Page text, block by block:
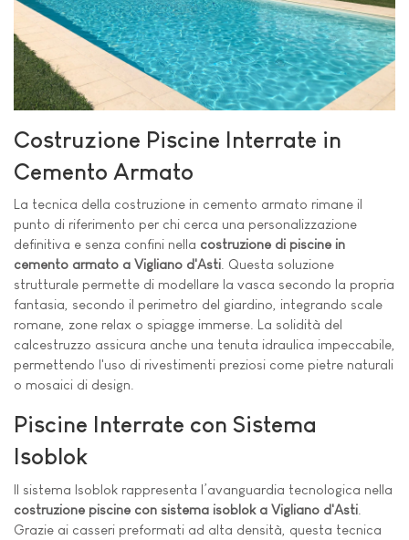
Costruzione Piscine Interrate in
Cemento Armato
La tecnica della costruzione in cemento armato rimane il
punto di riferimento per chi cerca una personalizzazione
definitiva e senza confini nella costruzione di piscine in
cemento armato a Vigliano d'Asti. Questa soluzione
strutturale permette di modellare la vasca secondo la propria
fantasia, secondo il perimetro del giardino, integrando scale
romane, zone relax o spiagge immerse. La solidità del
calcestruzzo assicura anche una tenuta idraulica impeccabile,
permettendo l'uso di rivestimenti preziosi come pietre naturali
o mosaici di design.
Piscine Interrate con Sistema
Isoblok
Il sistema Isoblok rappresenta l’avanguardia tecnologica nella
costruzione piscine con sistema isoblok a Vigliano d'Asti
Grazie ai casseri preformati ad alta densità, questa tecnica